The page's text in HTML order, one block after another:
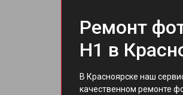
Ремонт
H1 в
В Красноярске наш
качественном ремонте